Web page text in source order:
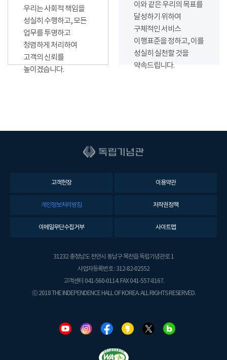
우리는 사회적 책임을
성실히 수행하고, 모든
업무를 투명하고
청렴하게 처리하여
고객의 신뢰를
높이겠습니다.
이와 같은 우리의 목표를
달성하기 위하여
구체적인 서비스
이행표준을 정하고, 이를
성실히 실천할 것을
약속드립니다.
고객헌장 이용약관
개인정보처리방침 저작권정책
이메일무단수집거부 사이트맵
31232 충청남도 천안시 동남구 목천읍 독립기념관로 1
사업자등록번호 : 312-82-02552
고객센터 041-560-0114. FAX 041-557-8167.
ⓒ 2018 THE INDEPENDENCE HALL OF KOREA. ALL RIGHTS RESERVED.